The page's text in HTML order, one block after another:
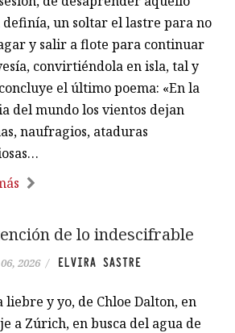
definía, un soltar el lastre para no
y salir a flote para continuar
convirtiéndola en isla, tal y
el último poema: «En la
del mundo los vientos dejan
naufragios, ataduras
de lo indescifrable
2026 / ELVIRA SASTRE
liebre y yo, de Chloe Dalton, en
a Zúrich, en busca del agua de